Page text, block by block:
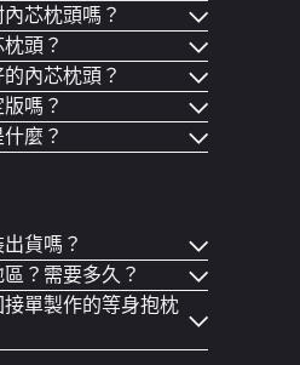
芯枕頭嗎？
頭？
內芯枕頭？
嗎？
麼？
貨嗎？
？需要多久？
單製作的等身抱枕